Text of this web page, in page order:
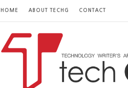
HOME ABOUT TECHG CONTACT